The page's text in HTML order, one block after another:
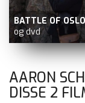
BATTLE OF
og dvd
AARON
DISSE 2